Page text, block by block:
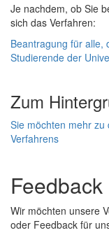
Je nachdem, ob Sie
sich das Verfahren:
Beantragung für alle,
Studierende der
Zum
Sie möchten mehr
Verfahrens
Feedback
Wir möchten unsere
oder Feedback für